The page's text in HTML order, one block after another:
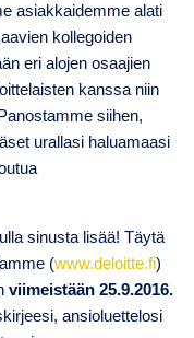
asiakkaidemme alati
kollegoiden
eri alojen osaajien
kanssa niin
siihen,
urallasi haluamaasi
sinusta lisää! Täytä
(www.deloitte.fi)
viimeistään 25.9.2016.
ansioluettelosi